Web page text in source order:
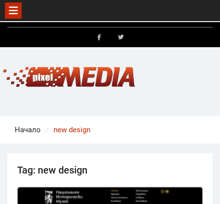
Skip
Начало new design
Tag: new design